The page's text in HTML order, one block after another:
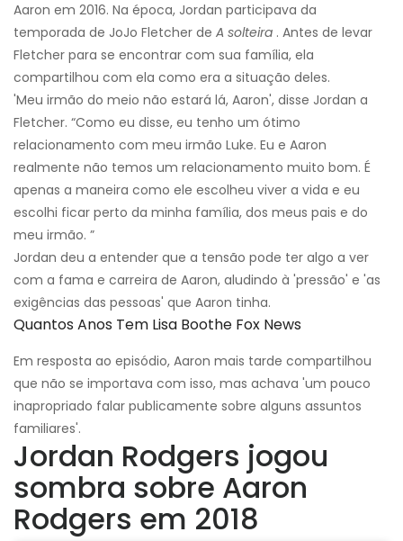
Aaron em 2016. Na época, Jordan participava da
temporada de JoJo Fletcher de A solteira . Antes de levar
Fletcher para se encontrar com sua família, ela
compartilhou com ela como era a situação deles.
'Meu irmão do meio não estará lá, Aaron', disse Jordan a
Fletcher. “Como eu disse, eu tenho um ótimo
relacionamento com meu irmão Luke. Eu e Aaron
realmente não temos um relacionamento muito bom. É
apenas a maneira como ele escolheu viver a vida e eu
escolhi ficar perto da minha família, dos meus pais e do
meu irmão. ”
Jordan deu a entender que a tensão pode ter algo a ver
com a fama e carreira de Aaron, aludindo à 'pressão' e 'as
exigências das pessoas' que Aaron tinha.
Quantos Anos Tem Lisa Boothe Fox News
Em resposta ao episódio, Aaron mais tarde compartilhou
que não se importava com isso, mas achava 'um pouco
inapropriado falar publicamente sobre alguns assuntos
familiares'.
Jordan Rodgers jogou
sombra sobre Aaron
Rodgers em 2018